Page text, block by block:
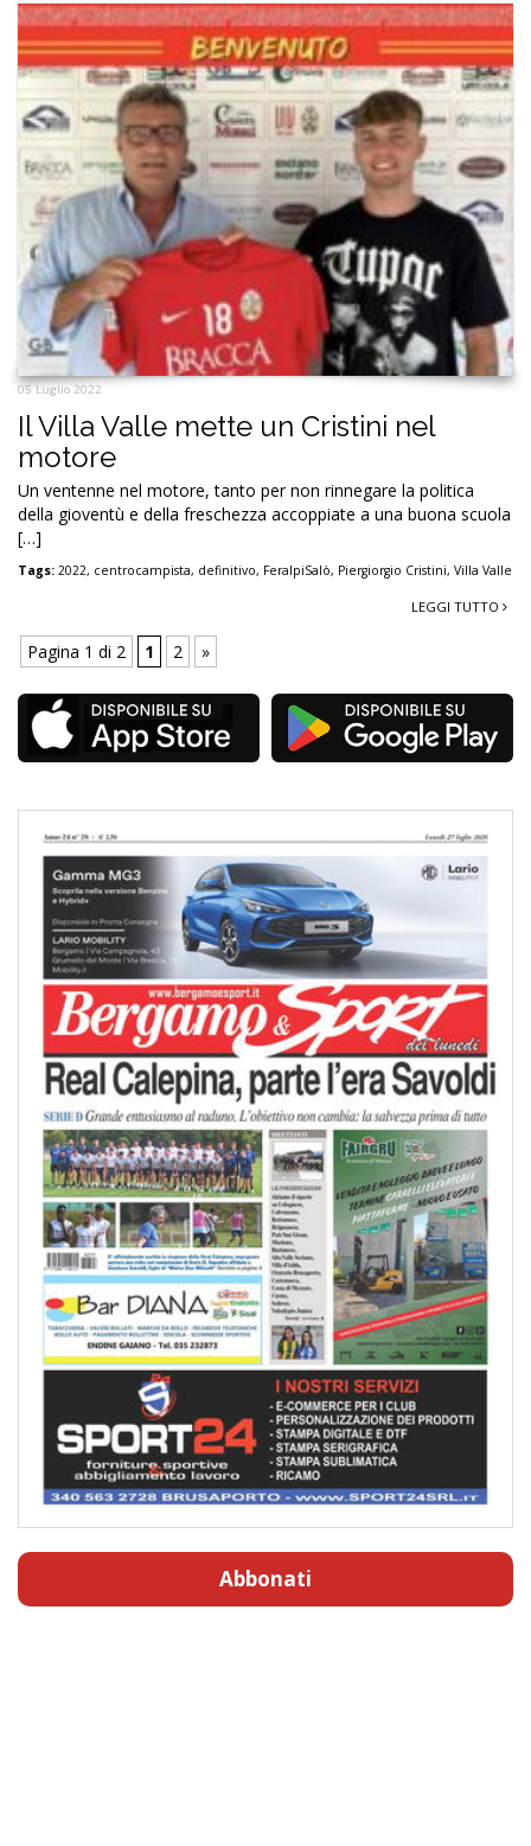
05 Luglio 2022
Il Villa Valle mette un Cristini nel
motore
Un ventenne nel motore, tanto per non rinnegare la politica
della gioventù e della freschezza accoppiate a una buona scuola
[…]
Tags: 2022, centrocampista, definitivo, FeralpiSalò, Piergiorgio Cristini, Villa Valle
LEGGI TUTTO
Pagina 1 di 2 1 2 »
Abbonati